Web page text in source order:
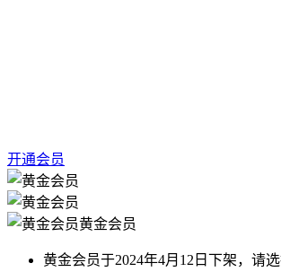
开通会员
黄金会员
黄金会员于2024年4月12日下架，请